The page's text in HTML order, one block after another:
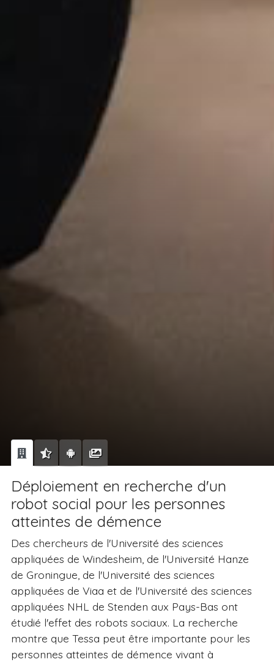
Déploiement en recherche d'un
robot social pour les personnes
atteintes de démence
Des chercheurs de l'Université des sciences
appliquées de Windesheim, de l'Université Hanze
de Groningue, de l'Université des sciences
appliquées de Viaa et de l'Université des sciences
appliquées NHL de Stenden aux Pays-Bas ont
étudié l'effet des robots sociaux. La recherche
montre que Tessa peut être importante pour les
personnes atteintes de démence vivant à